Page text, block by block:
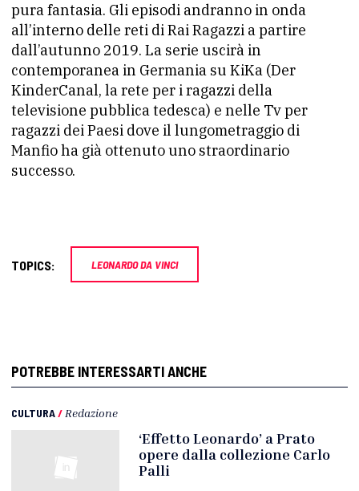
pura fantasia. Gli episodi andranno in onda
all’interno delle reti di Rai Ragazzi a partire
dall’autunno 2019. La serie uscirà in
contemporanea in Germania su KiKa (Der
KinderCanal, la rete per i ragazzi della
televisione pubblica tedesca) e nelle Tv per
ragazzi dei Paesi dove il lungometraggio di
Manfio ha già ottenuto uno straordinario
successo.
TOPICS: LEONARDO DA VINCI
POTREBBE INTERESSARTI ANCHE
CULTURA/ Redazione
‘Effetto Leonardo’ a Prato
opere dalla collezione Carlo
Palli